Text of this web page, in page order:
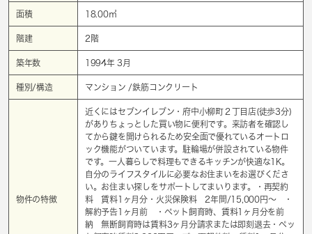
面積 18.00㎡
階建 2階
築年数 1994年 3月
種別/構造 マンション /鉄筋コンクリート
物件の特徴
近くにはセブンイレブン・府中小柳町２丁目店(徒歩3分)
がありちょっとした買い物に便利です。来訪者を確認し
てから鍵を開けられるため安全面で優れているオートロ
ック機能がついています。駐輪場が併設されている物件
です。一人暮らしで料理もできるキッチンが快適な1K。
自分のライフスタイルに必要なお住まいをお選びくださ
い。お住まい探しをサポートしてまいります。・再契約
料 賃料1ヶ月分・火災保険料 2年間/15,000円～ ・
解約予告1ヶ月前 ・ペット飼育時、賃料1ヶ月分を前
納 無断飼育時は賃料3ヶ月分請求または即刻退去・ペッ